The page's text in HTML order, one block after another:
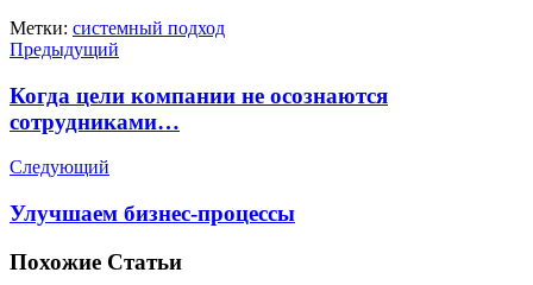
Метки: системный подход
Предыдущий
Когда цели компании не осознаются
сотрудниками…
Следующий
Улучшаем бизнес-процессы
Похожие Статьи